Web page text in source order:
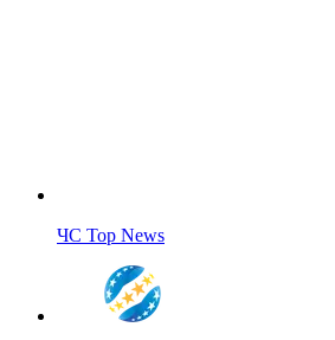
ЧС Top News